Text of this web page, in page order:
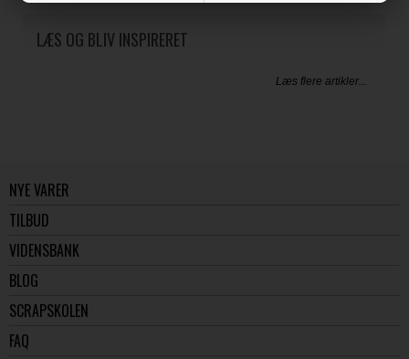
LÆS OG BLIV INSPIRERET
Læs flere artikler...
NYE VARER
TILBUD
VIDENSBANK
BLOG
SCRAPSKOLEN
FAQ